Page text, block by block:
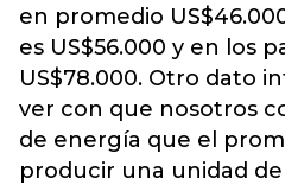
en promedio
es US$56.000 y en los
US$78.000. Otro dato
ver con que nosotros
de energía que el
producir una unidad de